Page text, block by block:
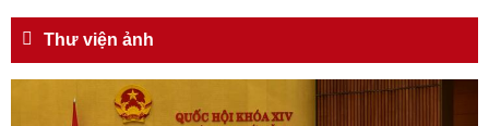
Thư viện ảnh